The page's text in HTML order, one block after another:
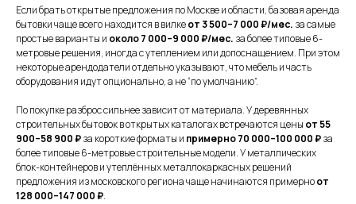
Если брать открытые предложения по Москве и области, базовая аренда
бытовки чаще всего находится в вилкеот 3 500–7 000 ₽/мес. за самые
простые варианты и около 7 000–9 000 ₽/мес. за более типовые 6-
метровые решения, иногда с утеплением или допоснащением. При этом
некоторые арендодатели отдельно указывают, что мебель и часть
оборудования идут опционально, а не “по умолчанию”.
По покупке разброс сильнее зависит от материала. У деревянных
строительных бытовок в открытых каталогах встречаются цены от 55
900–58 900 ₽за короткие форматы и примерно 70 000–100 000 ₽за
более типовые 6-метровые строительные модели. У металлических
блок-контейнеров и утеплённых металлокаркасных решений
предложения из московского региона чаще начинаются примерноот
128 000–147 000 ₽.